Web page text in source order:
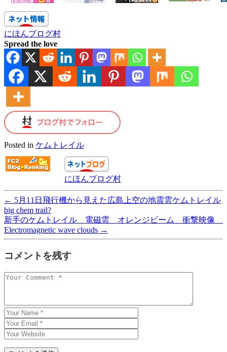
にほんブログ村
Spread the love
Posted in ケムトレイル
にほんブログ村
← 5月11日飛行機から見えた広島上空の地震雲ケムトレイル
big chem trail?
新手のケムトレイル 電磁雲 オレンジビーム 衝撃映像
Electromagnetic wave clouds →
コメントを残す